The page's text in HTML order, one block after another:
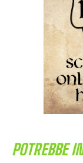
POTREBBE